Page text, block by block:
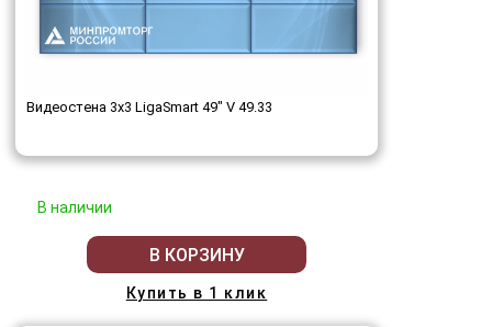
Видеостена 3x3 LigaSmart 49" V 49.33
В наличии
В КОРЗИНУ
Купить в 1 клик